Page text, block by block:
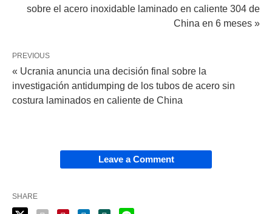
sobre el acero inoxidable laminado en caliente 304 de
China en 6 meses »
PREVIOUS
« Ucrania anuncia una decisión final sobre la
investigación antidumping de los tubos de acero sin
costura laminados en caliente de China
Leave a Comment
SHARE